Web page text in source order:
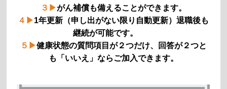
３▶がん補償も備えることができます。
４▶1年更新（申し出がない限り自動更新）退職後も
継続が可能です。
５▶健康状態の質問項目が２つだけ、回答が２つと
も「いいえ」ならご加入できます。